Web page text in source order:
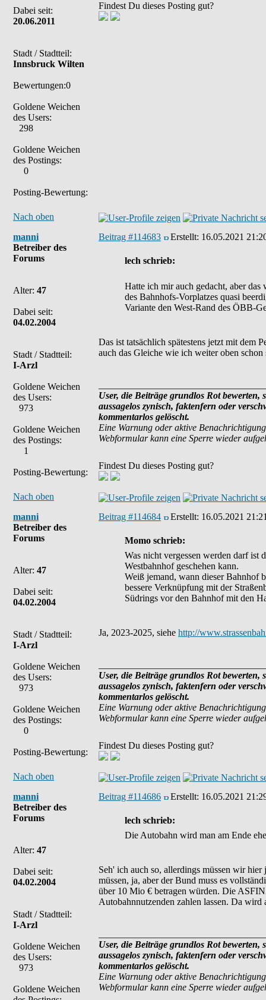
Dabei seit:
20.06.2011
Stadt / Stadtteil:
Innsbruck Wilten
Bewertungen:0
Goldene Weichen
des Users:
298
Goldene Weichen
des Postings:
0
Posting-Bewertung:
Findest Du dieses Posting gut?
Nach oben
manni
Betreiber des
Forums
Alter: 47
Dabei seit:
04.02.2004
Stadt / Stadtteil:
I-Arzl
Goldene Weichen
des Users:
973
Goldene Weichen
des Postings:
1
Posting-Bewertung:
Beitrag #114683 Erstellt: 16.05.2021
lech schrieb:
Hatte ich mir auch gedacht, aber
des Bahnhofs-Vorplatzes quasi
Variante den West-Rand des ÖBB-
Das ist tatsächlich spätestens jetzt mit dem
auch das Gleiche wie ich weiter oben
User, die Beiträge grundlos Rot
aussagelos zynisch, faktenfern oder
kommentarlos gelöscht.
Eine Warnung oder aktive
Webformular kann eine Sperre wieder
Findest Du dieses Posting gut?
Nach oben
manni
Betreiber des
Forums
Alter: 47
Dabei seit:
04.02.2004
Stadt / Stadtteil:
I-Arzl
Goldene Weichen
des Users:
973
Goldene Weichen
des Postings:
0
Posting-Bewertung:
Beitrag #114684 Erstellt: 16.05.2021
Momo schrieb:
Was nicht vergessen werden darf ist
Westbahnhof geschehen kann.
Weiß jemand, wann dieser Bahnhof
bessere Verknüpfung mit der
Südrings vor den Bahnhof mit den
Ja, 2023-2025, siehe http://
User, die Beiträge grundlos Rot
aussagelos zynisch, faktenfern oder
kommentarlos gelöscht.
Eine Warnung oder aktive
Webformular kann eine Sperre wieder
Findest Du dieses Posting gut?
Nach oben
manni
Betreiber des
Forums
Alter: 47
Dabei seit:
04.02.2004
Stadt / Stadtteil:
I-Arzl
Goldene Weichen
des Users:
973
Goldene Weichen
Beitrag #114686 Erstellt: 16.05.2021
lech schrieb:
Die Autobahn wird man am Ende
Seh' ich auch so, allerdings müssen wir
müssen, ja, aber der Bund muss es
über 10 Mio € betragen würden. Die
Autobahnnutzenden zahlen lassen. Da wird
User, die Beiträge grundlos Rot
aussagelos zynisch, faktenfern oder
kommentarlos gelöscht.
Eine Warnung oder aktive
Webformular kann eine Sperre wieder